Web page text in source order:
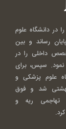
در دانشگاه علوم
در سال 1372 به پایان رساند و بین
1383 دروه تخصص داخلی را در
نمود. سپس، برای
علوم پزشکی و
شد و فوق
ریه و